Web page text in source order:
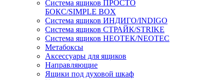
Система ящиков ПРОСТО
БОКС/SIMPLE BOX
Система ящиков ИНДИГО/INDIGO
Система ящиков СТРАЙК/STRIKE
Система ящиков НЕОТЕК/NEOTEC
Метабоксы
Аксессуары для ящиков
Направляющие
Ящики под духовой шкаф